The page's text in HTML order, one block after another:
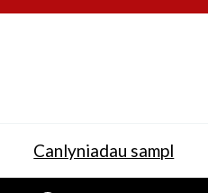
Canlyniadau sampl